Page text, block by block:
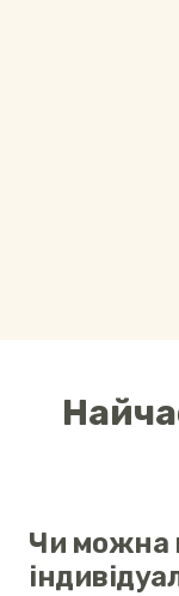
Чи можна